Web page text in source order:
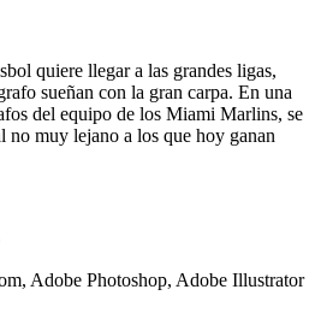
quiere llegar a las grandes ligas,
sueñan con la gran carpa. En una
del equipo de los Miami Marlins, se
no muy lejano a los que hoy ganan
Adobe Photoshop, Adobe Illustrator